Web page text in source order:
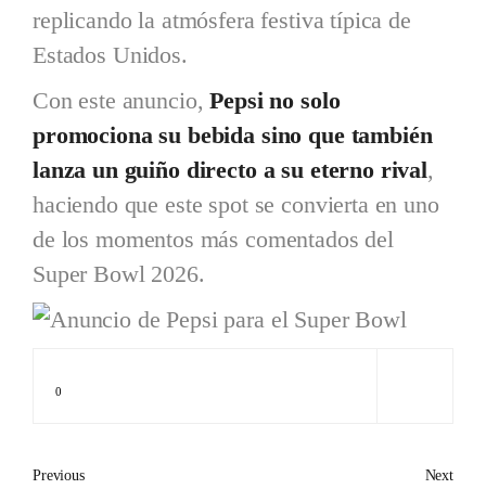
replicando la atmósfera festiva típica de
Estados Unidos.
Con este anuncio,Pepsi no solo
promociona su bebida sino que también
lanza un guiño directo a su eterno rival,
haciendo que este spot se convierta en uno
de los momentos más comentados del
Super Bowl 2026.
0
Previous Next